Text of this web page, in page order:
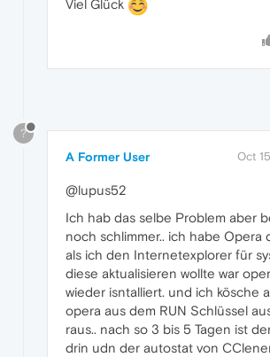
Viel Glück
?
A Former User Oct
@lupus52
Ich hab das selbe Problem aber
noch schlimmer.. ich habe Opera
als ich den Internetexplorer für
diese aktualisieren wollte war
wieder isntalliert. und ich kösche
opera aus dem RUN Schlüssel
raus.. nach so 3 bis 5 Tagen ist
drin udn der autostat von